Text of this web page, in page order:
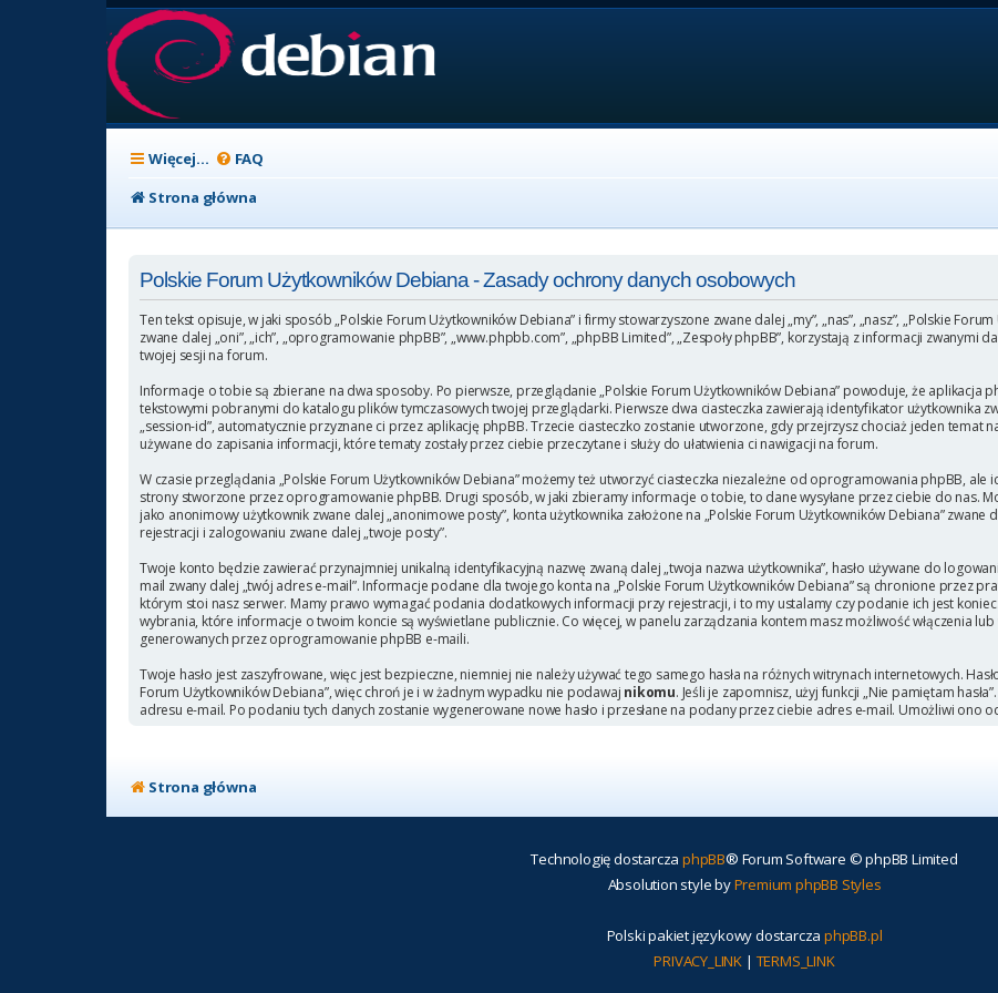
Więcej… FAQ
Strona główna
Polskie Forum Użytkowników Debiana - Zasady ochrony danych osobowych
Ten tekst opisuje, w jaki sposób „Polskie Forum Użytkowników Debiana” i firmy stowarzyszone zwane dalej „my”, „nas”, „nasz”, „Polskie
zwane dalej „oni”, „ich”, „oprogramowanie phpBB”, „www.phpbb.com”, „phpBB Limited”, „Zespoły phpBB”, korzystają z informacji zwanymi
twojej sesji na forum.
Informacje o tobie są zbierane na dwa sposoby. Po pierwsze, przeglądanie „Polskie Forum Użytkowników Debiana” powoduje, że aplikacja
tekstowymi pobranymi do katalogu plików tymczasowych twojej przeglądarki. Pierwsze dwa ciasteczka zawierają identyfikator użytkownika
„session-id”, automatycznie przyznane ci przez aplikację phpBB. Trzecie ciasteczko zostanie utworzone, gdy przejrzysz chociaż jeden temat
używane do zapisania informacji, które tematy zostały przez ciebie przeczytane i służy do ułatwienia ci nawigacji na forum.
W czasie przeglądania „Polskie Forum Użytkowników Debiana” możemy też utworzyć ciasteczka niezależne od oprogramowania phpBB, ale
strony stworzone przez oprogramowanie phpBB. Drugi sposób, w jaki zbieramy informacje o tobie, to dane wysyłane przez ciebie do nas.
jako anonimowy użytkownik zwane dalej „anonimowe posty”, konta użytkownika założone na „Polskie Forum Użytkowników Debiana”
rejestracji i zalogowaniu zwane dalej „twoje posty”.
Twoje konto będzie zawierać przynajmniej unikalną identyfikacyjną nazwę zwaną dalej „twoja nazwa użytkownika”, hasło używane do
mail zwany dalej „twój adres e-mail”. Informacje podane dla twojego konta na „Polskie Forum Użytkowników Debiana” są chronione przez
którym stoi nasz serwer. Mamy prawo wymagać podania dodatkowych informacji przy rejestracji, i to my ustalamy czy podanie ich jest
wybrania, które informacje o twoim koncie są wyświetlane publicznie. Co więcej, w panelu zarządzania kontem masz możliwość włączenia lub
generowanych przez oprogramowanie phpBB e-maili.
Twoje hasło jest zaszyfrowane, więc jest bezpieczne, niemniej nie należy używać tego samego hasła na różnych witrynach internetowych.
Forum Użytkowników Debiana”, więc chroń je i w żadnym wypadku nie podawaj nikomu. Jeśli je zapomnisz, użyj funkcji „Nie pamiętam
adresu e-mail. Po podaniu tych danych zostanie wygenerowane nowe hasło i przesłane na podany przez ciebie adres e-mail. Umożliwi ono
Strona główna
Technologię dostarcza phpBB® Forum Software © phpBB Limited
Absolution style byPremium phpBB Styles
Polski pakiet językowy dostarcza phpBB.pl
PRIVACY_LINK | TERMS_LINK